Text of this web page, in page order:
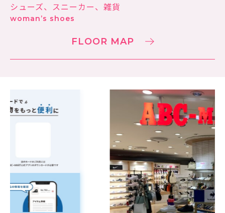
シューズ、スニーカー、雑貨
woman’s shoes
FLOOR MAP